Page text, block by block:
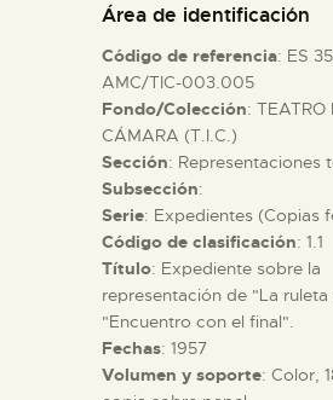
ACTIVIDADES
█
EL MUSEO
COLECCIONES
DIDÁCTICA
Área de identificación
Código de referencia: ES
AMC/TIC-003.005
Fondo/Colección: TEATRO
CÁMARA (T.I.C.)
Sección: Representaciones
Subsección:
Serie: Expedientes (Copias
Código de clasificación: 1.1
Título: Expediente sobre la
representación de "La
"Encuentro con el final".
Fechas: 1957
Volumen y soporte: Color,